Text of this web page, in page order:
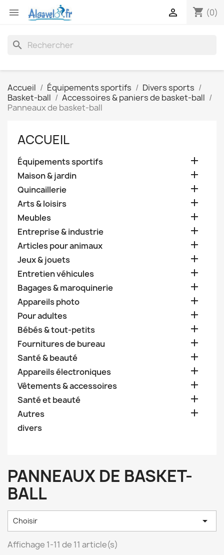
 shopping_cart (0)

search
Accueil Équipements sportifs
Divers sports
Basket-ball
Accessoires & paniers de basket-ball
Panneaux de basket-ball
ACCUEIL
Équipements sportifs 
Maison & jardin 
Quincaillerie 
Arts & loisirs 
Meubles 
Entreprise & industrie 
Articles pour animaux 
Jeux & jouets 
Entretien véhicules 
Bagages & maroquinerie 
Appareils photo 
Pour adultes 
Bébés & tout-petits 
Fournitures de bureau 
Santé & beauté 
Appareils électroniques 
Vêtements & accessoires 
Santé et beauté 
Autres 
divers
PANNEAUX DE BASKET-
BALL
Choisir 
Affichage 1-11 de 11 article(s)